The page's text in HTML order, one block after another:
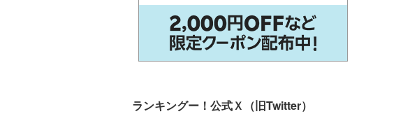
ランキングー！公式Ｘ（旧Twitter）